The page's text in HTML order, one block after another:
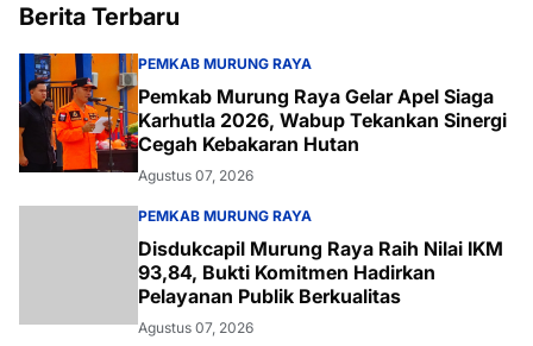
Berita Terbaru
PEMKAB MURUNG RAYA
Pemkab Murung Raya Gelar Apel Siaga
Karhutla 2026, Wabup Tekankan Sinergi
Cegah Kebakaran Hutan
Agustus 07, 2026
PEMKAB MURUNG RAYA
Disdukcapil Murung Raya Raih Nilai IKM
93,84, Bukti Komitmen Hadirkan
Pelayanan Publik Berkualitas
Agustus 07, 2026